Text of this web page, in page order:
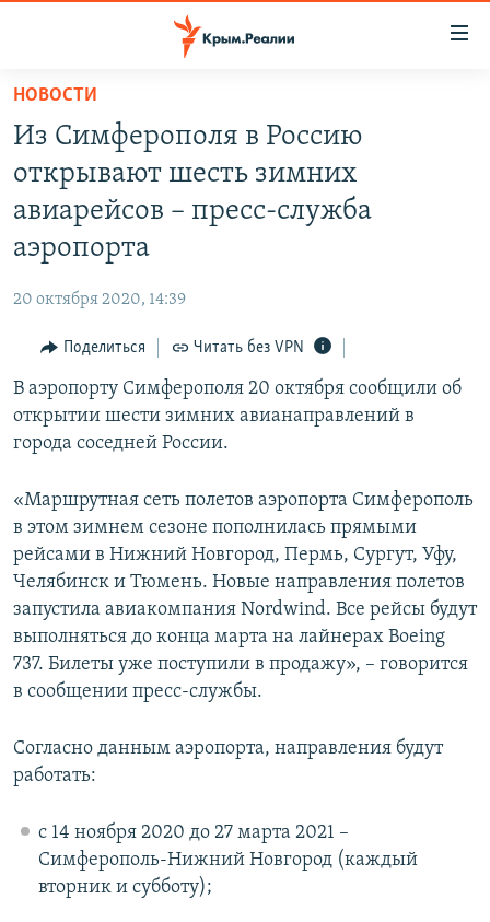
Вернуться
основному
содержанию
Вернутся
главной
Вернутся
поиску
СПЕЦПРОЕКТЫ
ВОДА
ИНТЕРАКТИВ
ИНФОГРАФИКА
ТЕЛЕПРОЕКТ КРЫМ.РЕАЛИИ
СОВЕТЫ ПРАВОЗАЩИТНИКОВ
ПОБЕДИТЕЛЕЙ НЕ СУДЯТ?
КРЫМ.НЕПОКОРЕННЫЙ
ELIFBE
УКРАИНСКАЯ ПРОБЛЕМА КРЫМА
РАДІО СВОБОДА
КАК ОБОЙТИ БЛОКИРОВКУ
Українською
Qırımtatar
ПРИСОЕДИНЯЙТЕСЬ!
Все сайты RFE/RL
НОВОСТИ
Из Симферополя в Россию
открывают шесть зимних
авиарейсов – пресс-служба
аэропорта
20 октября 2020, 14:39
Поделиться Читать без VPN
В аэропорту Симферополя 20 октября сообщили об
открытии шести зимних авианаправлений в
города соседней России.
«Маршрутная сеть полетов аэропорта Симферополь
в этом зимнем сезоне пополнилась прямыми
рейсами в Нижний Новгород, Пермь, Сургут, Уфу,
Челябинск и Тюмень. Новые направления полетов
запустила авиакомпания Nordwind. Все рейсы будут
выполняться до конца марта на лайнерах Boeing
737. Билеты уже поступили в продажу», – говорится
в сообщении пресс-службы.
Согласно данным аэропорта, направления будут
работать:
с 14 ноября 2020 до 27 марта 2021 –
Симферополь-Нижний Новгород (каждый
вторник и субботу);